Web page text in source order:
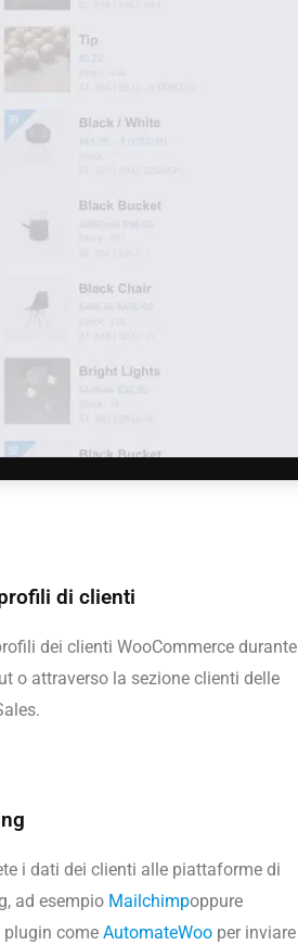
di clienti
dei clienti WooCommerce durante
o attraverso la sezione clienti delle
i dati dei clienti alle piattaforme di
ad esempio Mailchimpoppure
plugin come AutomateWoo per inviare